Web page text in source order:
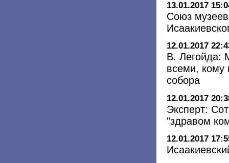
13.01.2017
Союз
12.01.2017
В. Легойда:
всеми, кому
собора
12.01.2017
Эксперт:
"здравом
12.01.2017